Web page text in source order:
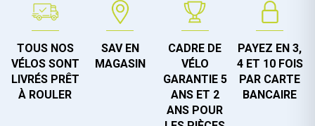
TOUS NOS
VÉLOS SONT
LIVRÉS PRÊT
À ROULER
SAV EN
MAGASIN
CADRE DE
VÉLO
GARANTIE 5
ANS ET 2
ANS POUR
PAYEZ EN 3,
4 ET 10 FOIS
PAR CARTE
BANCAIRE